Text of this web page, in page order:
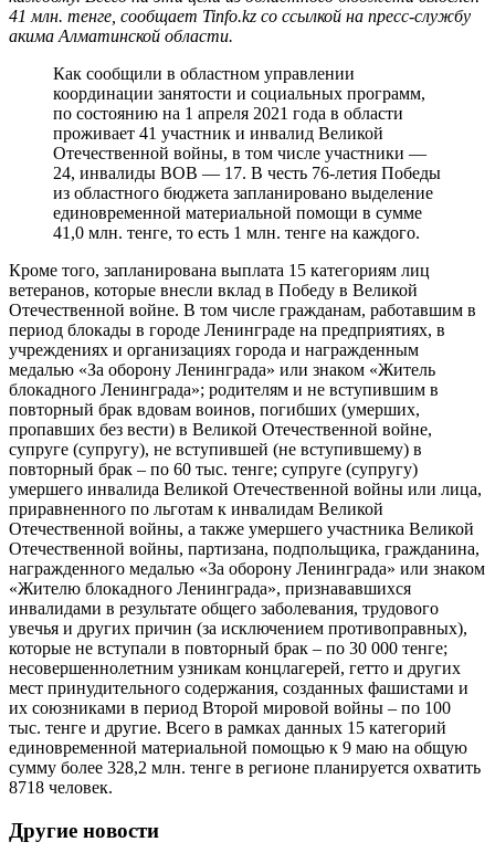
41 млн. тенге, сообщает Tinfo.kz со ссылкой на пресс-службу
акима Алматинской области.
Как сообщили в областном управлении
координации занятости и социальных программ,
по состоянию на 1 апреля 2021 года в области
проживает 41 участник и инвалид Великой
Отечественной войны, в том числе участники —
24, инвалиды ВОВ — 17. В честь 76-летия Победы
из областного бюджета запланировано выделение
единовременной материальной помощи в сумме
41,0 млн. тенге, то есть 1 млн. тенге на каждого.
Кроме того, запланирована выплата 15 категориям лиц
ветеранов, которые внесли вклад в Победу в Великой
Отечественной войне. В том числе гражданам, работавшим в
период блокады в городе Ленинграде на предприятиях, в
учреждениях и организациях города и награжденным
медалью «За оборону Ленинграда» или знаком «Житель
блокадного Ленинграда»; родителям и не вступившим в
повторный брак вдовам воинов, погибших (умерших,
пропавших без вести) в Великой Отечественной войне,
супруге (супругу), не вступившей (не вступившему) в
повторный брак – по 60 тыс. тенге; супруге (супругу)
умершего инвалида Великой Отечественной войны или лица,
приравненного по льготам к инвалидам Великой
Отечественной войны, а также умершего участника Великой
Отечественной войны, партизана, подпольщика, гражданина,
награжденного медалью «За оборону Ленинграда» или знаком
«Жителю блокадного Ленинграда», признававшихся
инвалидами в результате общего заболевания, трудового
увечья и других причин (за исключением противоправных),
которые не вступали в повторный брак – по 30 000 тенге;
несовершеннолетним узникам концлагерей, гетто и других
мест принудительного содержания, созданных фашистами и
их союзниками в период Второй мировой войны – по 100
тыс. тенге и другие. Всего в рамках данных 15 категорий
единовременной материальной помощью к 9 маю на общую
сумму более 328,2 млн. тенге в регионе планируется охватить
8718 человек.
Другие новости